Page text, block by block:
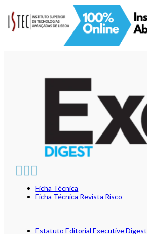
Ficha Técnica
Ficha Técnica Revista Risco
Estatuto Editorial Executive Digest